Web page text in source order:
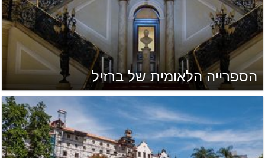
הספרייה הלאומית של ברזיל